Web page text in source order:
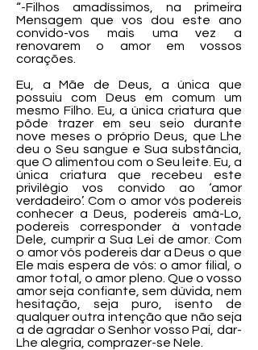
“-Filhos amadíssimos, na primeira
Mensagem que vos dou este ano
convido-vos mais uma vez a
renovarem o amor em vossos
corações.
Eu, a Mãe de Deus, a única que
possuiu com Deus em comum um
mesmo Filho. Eu, a única criatura que
pôde trazer em seu seio durante
nove meses o próprio Deus, que Lhe
deu o Seu sangue e Sua substância,
que O alimentou com o Seu leite. Eu, a
única criatura que recebeu este
privilégio vos convido ao ‘amor
verdadeiro’. Com o amor vós podereis
conhecer a Deus, podereis amá-Lo,
podereis corresponder à vontade
Dele, cumprir a Sua Lei de amor. Com
o amor vós podereis dar a Deus o que
Ele mais espera de vós: o amor filial, o
amor total, o amor pleno. Que o vosso
amor seja confiante, sem dúvida, nem
hesitação, seja puro, isento de
qualquer outra intenção que não seja
a de agradar o Senhor vosso Pai, dar-
Lhe alegria, comprazer-se Nele.